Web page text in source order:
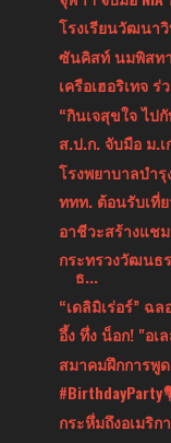
โรงเรียนวัฒนา
ซันคิสท์ นมพิสท
เครือเฮอริเทจ
“กินเจสุขใจ ไป
ส.ป.ก. จับมือ ม.
โรงพยาบาลบำ
ททท. ต้อนรับเที่
อาชีวะสร้างแช
กระทรวงวัฒนธ
ธ...
“เดลิมิเร่อร์” ฉ
อึ้ง ทึ่ง น็อก! "อเ
สมาคมฝึกการพูด
กระหึ่มถึงอเมริ